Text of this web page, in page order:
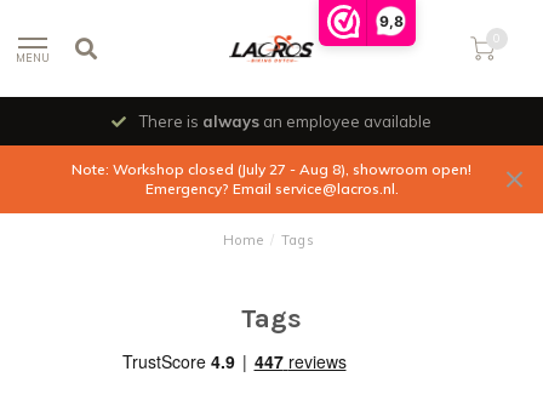
9,8
MENU
0
There is always an employee available
Note: Workshop closed (July 27 - Aug 8), showroom open!
Emergency? Email service@lacros.nl.
Home / Tags
Tags